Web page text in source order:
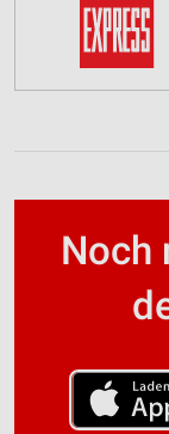
Noch